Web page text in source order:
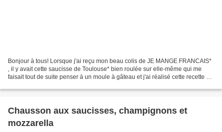
Bonjour à tous! Lorsque j'ai reçu mon beau colis de JE MANGE FRANCAIS*
, il y avait cette saucisse de Toulouse* bien roulée sur elle-même qui me
faisait tout de suite penser à un moule à gâteau et j'ai réalisé cette recette de
Chausson aux saucisses, champignons et
mozzarella